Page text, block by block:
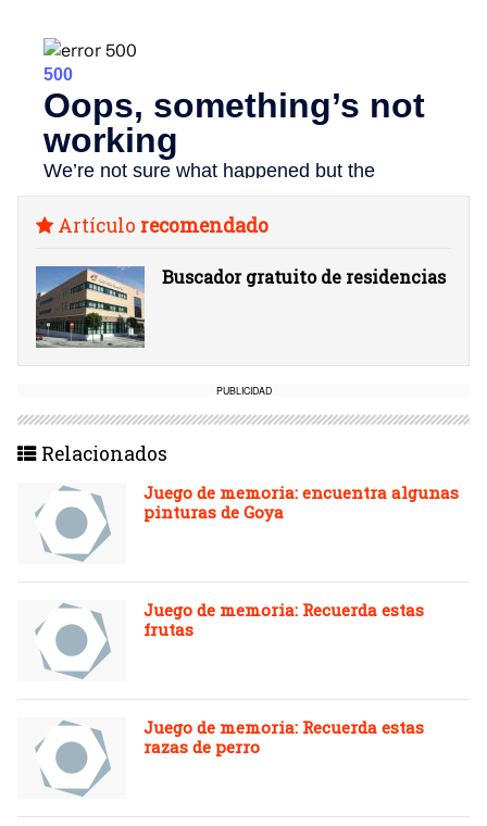
Artículo recomendado
Buscador gratuito de residencias
PUBLICIDAD
Relacionados
Juego de memoria: encuentra algunas
pinturas de Goya
Juego de memoria: Recuerda estas
frutas
Juego de memoria: Recuerda estas
razas de perro